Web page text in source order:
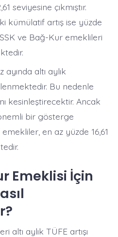
seviyesine çıkmıştır.
kümülatif artış ise yüzde
ve Bağ-Kur emeklileri
altı aylık
Bu nedenle
kesinleştirecektir. Ancak
bir gösterge
emekliler, en az yüzde 16,61
Emeklisi İçin
altı aylık TÜFE artışı